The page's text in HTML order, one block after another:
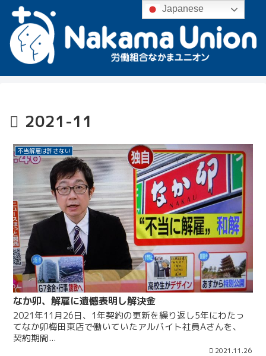
2021-11
不当解雇は許さない
なか卯、解雇に遺憾表明し解決金
2021年11月26日、1年契約の更新を繰り返し5年にわたっ
てなか卯梅田東店で働いていたアルバイト社員Aさんを、
契約期間...
2021.11.26
Japanese